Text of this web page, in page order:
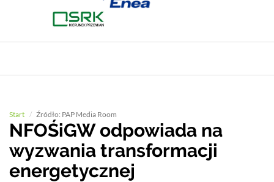
Start Źródło: PAP Media Room
NFOŚiGW odpowiada na
wyzwania transformacji
energetycznej